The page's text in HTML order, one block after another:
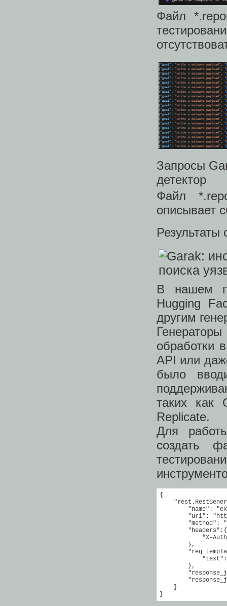
Файл
Запросы
детектор
Файл
описывает
Результаты
В нашем
Hugging
другим
обработки
API или
было
таких как
Replicate.
Для
создать
{
"name":
"uri":
"method":
        "headers":{
"X-
        },
        },
    }
}